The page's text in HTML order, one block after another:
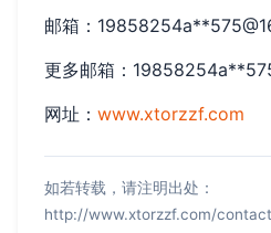
邮箱：19858254a**
更多邮箱：19858254a**
网址： www.xtorzzf.com
如若转载，请注明出处：
http://www.xtorzzf.com/